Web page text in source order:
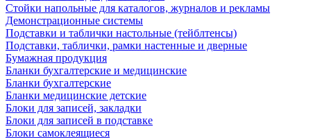
Стойки напольные для каталогов, журналов и рекламы
Демонстрационные системы
Подставки и таблички настольные (тейблтенсы)
Подставки, таблички, рамки настенные и дверные
Бумажная продукция
Бланки бухгалтерские и медицинские
Бланки бухгалтерские
Бланки медицинские детские
Блоки для записей, закладки
Блоки для записей в подставке
Блоки самоклеящиеся